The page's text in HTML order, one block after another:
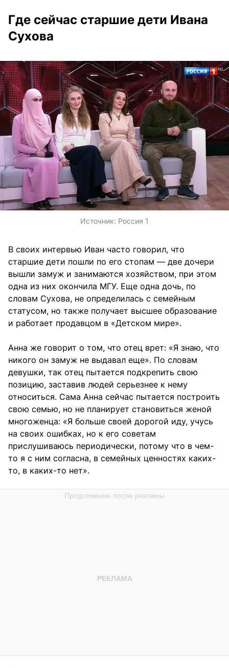
Где сейчас старшие дети Ивана
Сухова
Источник: Россия 1
В своих интервью Иван часто говорил, что
старшие дети пошли по его стопам — две дочери
вышли замуж и занимаются хозяйством, при этом
одна из них окончила МГУ. Еще одна дочь, по
словам Сухова, не определилась с семейным
статусом, но также получает высшее образование
и работает продавцом в «Детском мире».
Анна же говорит о том, что отец врет: «Я знаю, что
никого он замуж не выдавал еще». По словам
девушки, так отец пытается подкрепить свою
позицию, заставив людей серьезнее к нему
относиться. Сама Анна сейчас пытается построить
свою семью, но не планирует становиться женой
многоженца: «Я больше своей дорогой иду, учусь
на своих ошибках, но к его советам
прислушиваюсь периодически, потому что в чем-
то я с ним согласна, в семейных ценностях каких-
то, в каких-то нет».